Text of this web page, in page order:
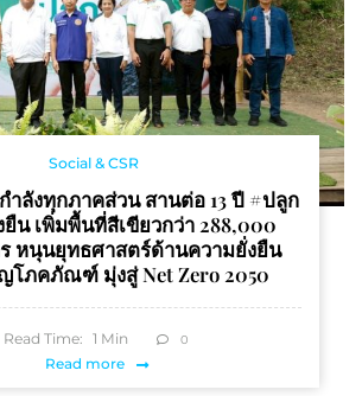
Social & CSR
ลังทุกภาคส่วน สานต่อ 13 ปี #ปลูก
ยืน เพิ่มพื้นที่สีเขียวกว่า 288,000
ร หนุนยุทธศาสตร์ด้านความยั่งยืน
ญโภคภัณฑ์ มุ่งสู่ Net Zero 2050
Read Time: 1 Min 0
Read more